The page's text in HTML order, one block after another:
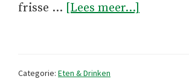
frisse … [Lees meer...]
Categorie: Eten & Drinken